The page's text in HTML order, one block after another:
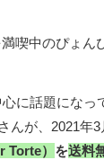
喫中のぴょん
に話題にな
んが、2021
Torte） を送料